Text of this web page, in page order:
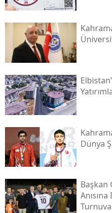
Dünya
Başkan